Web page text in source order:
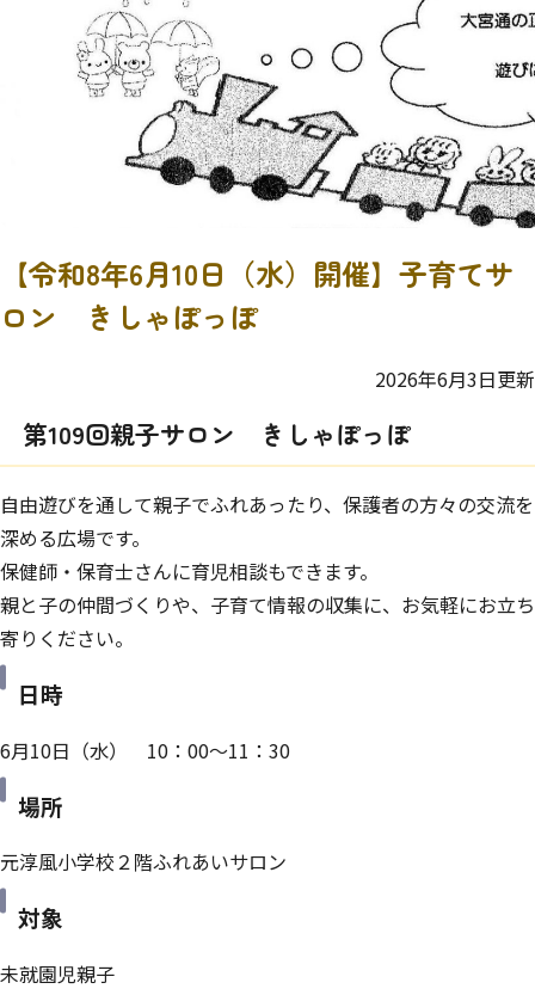
【令和8年6月10日（水）開催】子育てサ
ロン きしゃぽっぽ
2026年6月3日更新
第109回親子サロン きしゃぽっぽ
自由遊びを通して親子でふれあったり、保護者の方々の交流を
深める広場です。
保健師・保育士さんに育児相談もできます。
親と子の仲間づくりや、子育て情報の収集に、お気軽にお立ち
寄りください。
日時
6月10日（水） 10：00～11：30
場所
元淳風小学校２階ふれあいサロン
対象
未就園児親子